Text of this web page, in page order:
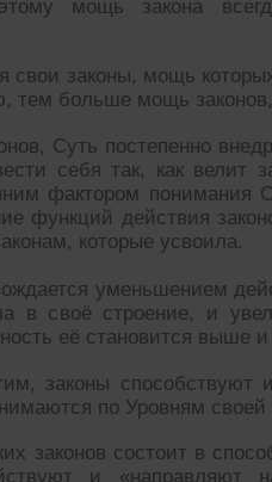
мощь закона
свои законы, мощь
тем больше мощь
Суть постепенно
себя так, как велит
фактором
функций действия
которые усвоила.
уменьшением
в своё строение, и
её становится выше
законы
по Уровням
законов состоит в
и